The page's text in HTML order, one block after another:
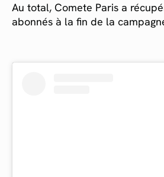
Au total, Comete Paris a
abonnés à la fin de la